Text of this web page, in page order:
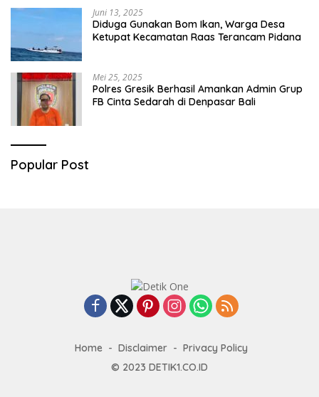
Juni 13, 2025
Diduga Gunakan Bom Ikan, Warga Desa
Ketupat Kecamatan Raas Terancam Pidana
Mei 25, 2025
Polres Gresik Berhasil Amankan Admin Grup
FB Cinta Sedarah di Denpasar Bali
Popular Post
Home Disclaimer
Privacy Policy
© 2023 DETIK1.CO.ID